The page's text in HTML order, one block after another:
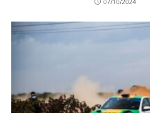
07/10/2024